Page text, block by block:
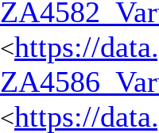
<https://
<https://